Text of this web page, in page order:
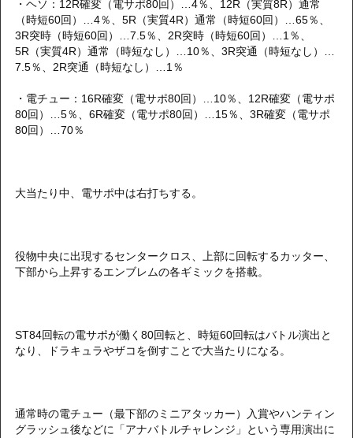
・ヘソ：12R確変（電サポ80回）…4％、12R（実質8R）通常
（時短60回）…4％、5R（実質4R）通常（時短60回）…65％、
3R突時（時短60回）…7.5％、2R突時（時短60回）…1％、
5R（実質4R）通常（時短なし）…10％、3R突通（時短なし）…
7.5％、2R突通（時短なし）…1％
・電チュー：16R確変（電サポ80回）…10％、12R確変（電サポ
80回）…5％、6R確変（電サポ80回）…15％、3R確変（電サポ
80回）…70％
大当たり中、電サポ中は右打ちする。
役物中央に出現するセンタークロス、上部に回転するカッター、
下部から上昇するエンブレムの各ギミックを搭載。
ST84回転の電サポが働く80回転と、時短60回転はバトル演出と
なり、ドラキュラやザコを倒すことで大当たりになる。
通常時の電チュー（最下部のミニアタッカー）入賞やハンティン
グラッシュ後などに「アナバトルチャレンジ」という専用演出に